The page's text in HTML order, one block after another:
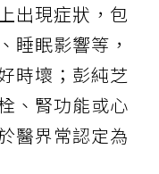
出現症狀，包
睡眠影響等，
時壞；彭純芝
、腎功能或心
醫界常認定為